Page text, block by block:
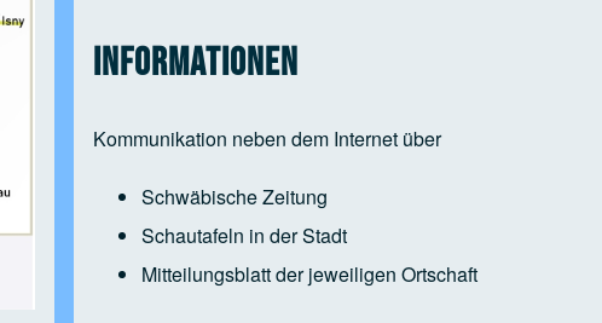
Informationen
Kommunikation neben dem Internet über
Schwäbische Zeitung
Schautafeln in der Stadt
Mitteilungsblatt der jeweiligen Ortschaft